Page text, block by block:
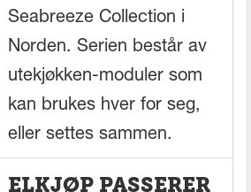
Seabreeze Collection i
Norden. Serien består av
utekjøkken-moduler som
kan brukes hver for seg,
eller settes sammen.
ELKJØP PASSERER